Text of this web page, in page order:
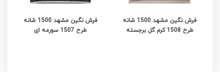
فرش نگین مشهد 1500 شانه
طرح 1508 کرم گل برجسته
فرش نگین مشهد 1500 شانه
طرح 1507 سورمه ای